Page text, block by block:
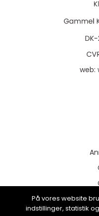
web:
På vores website
indstillinger, statistik